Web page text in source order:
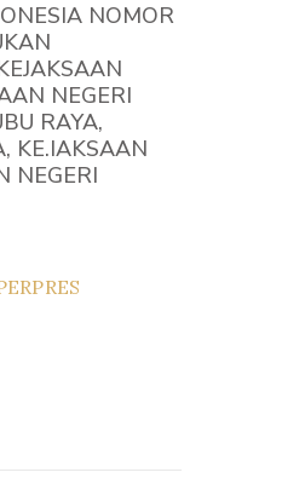
NOMOR
NEGERI
RAYA,
KE.IAKSAAN
NEGERI